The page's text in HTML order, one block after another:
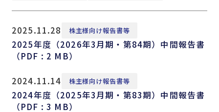
2025.11.28 株主様向け報告書等
2025年度（2026年3月期・第84期）中間報告書
（PDF : 2 MB）
2024.11.14 株主様向け報告書等
2024年度（2025年3月期・第83期）中間報告書
（PDF : 3 MB）